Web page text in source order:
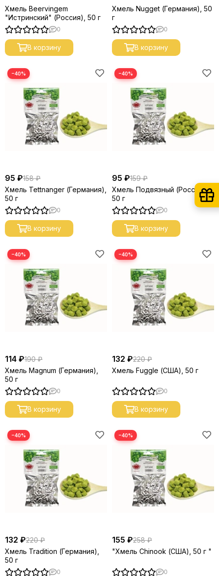
Хмель Beervingem
"Истринский" (Россия), 50 г
0
В корзину
Хмель Nugget (Германия), 50
г
0
В корзину
−40%
95 ₽158 ₽
Хмель Tettnanger (Германия),
50 г
0
В корзину
−40%
95 ₽159 ₽
Хмель Подвязный (Россия),
50 г
0
В корзину
−40%
114 ₽190 ₽
Хмель Magnum (Германия),
50 г
0
В корзину
−40%
132 ₽220 ₽
Хмель Fuggle (США), 50 г
0
В корзину
−40%
132 ₽220 ₽
Хмель Tradition (Германия),
50 г
0
−40%
155 ₽258 ₽
"Хмель Chinook (США), 50 г "
0